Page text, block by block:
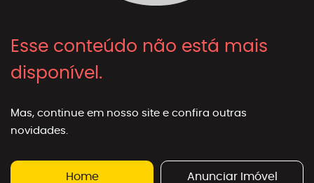
Esse conteúdo não está mais
disponível.
Mas, continue em nosso site e confira outras
novidades.
Home Anunciar Imóvel